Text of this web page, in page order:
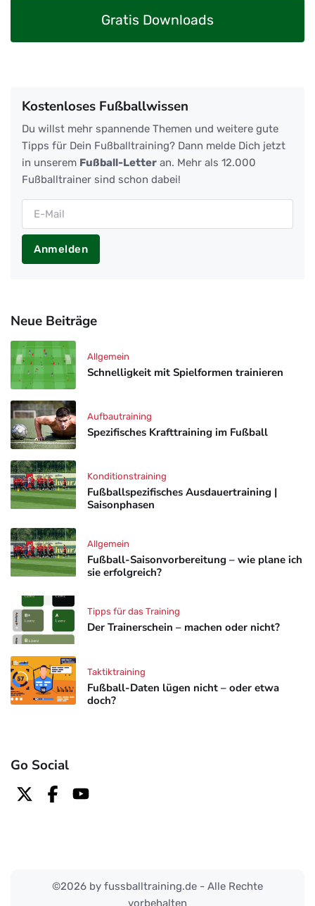
Gratis Downloads
Kostenloses Fußballwissen
Du willst mehr spannende Themen und weitere gute
Tipps für Dein Fußballtraining? Dann melde Dich jetzt
in unserem Fußball-Letter an. Mehr als 12.000
Fußballtrainer sind schon dabei!
Anmelden
Neue Beiträge
Schnelligkeit mit Spielformen trainieren
Allgemein
Spezifisches Krafttraining im Fußball
Aufbautraining
Fußballspezifisches Ausdauertraining |
Saisonphasen
Konditionstraining
Fußball-Saisonvorbereitung – wie plane ich
sie erfolgreich?
Allgemein
Der Trainerschein – machen oder nicht?
Tipps für das Training
Fußball-Daten lügen nicht – oder etwa
doch?
Taktiktraining
Go Social
©2026 by fussballtraining.de - Alle Rechte
vorbehalten